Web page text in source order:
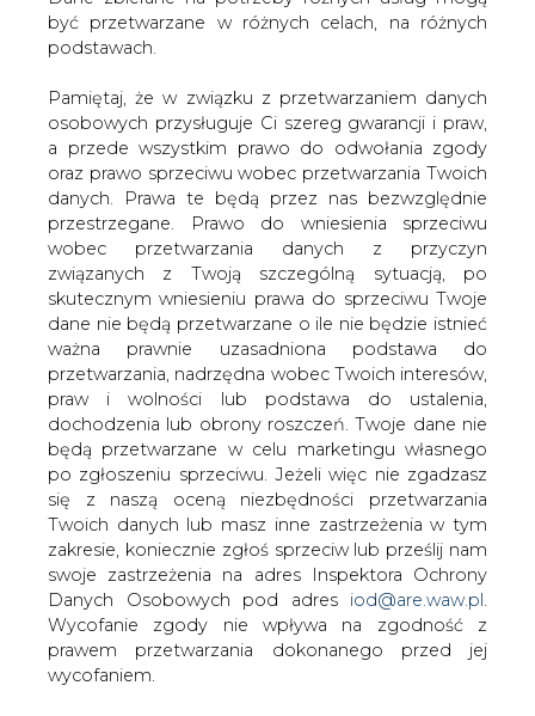
być przetwarzane w różnych celach, na różnych
podstawach.
Pamiętaj, że w związku z przetwarzaniem danych
osobowych przysługuje Ci szereg gwarancji i praw,
a przede wszystkim prawo do odwołania zgody
oraz prawo sprzeciwu wobec przetwarzania Twoich
danych. Prawa te będą przez nas bezwzględnie
przestrzegane. Prawo do wniesienia sprzeciwu
wobec przetwarzania danych z przyczyn
związanych z Twoją szczególną sytuacją, po
skutecznym wniesieniu prawa do sprzeciwu Twoje
dane nie będą przetwarzane o ile nie będzie istnieć
ważna prawnie uzasadniona podstawa do
przetwarzania, nadrzędna wobec Twoich interesów,
praw i wolności lub podstawa do ustalenia,
dochodzenia lub obrony roszczeń. Twoje dane nie
będą przetwarzane w celu marketingu własnego
po zgłoszeniu sprzeciwu. Jeżeli więc nie zgadzasz
się z naszą oceną niezbędności przetwarzania
Twoich danych lub masz inne zastrzeżenia w tym
zakresie, koniecznie zgłoś sprzeciw lub prześlij nam
swoje zastrzeżenia na adres Inspektora Ochrony
Danych Osobowych pod adres iod@are.waw.pl.
Wycofanie zgody nie wpływa na zgodność z
prawem przetwarzania dokonanego przed jej
wycofaniem.
PEWIK Gdynia będzie miało nowy
system ERP
Przedsiębiorstwo Wodociągów i
Kanalizacji w Gdyni powróciło do
współpracy z firmą ABG. Kontrakt
dotyczy wdrożenia systemu klasy ERP
&#8211; Impuls BPSC oraz autorskich
rozwiązań ABG dostosowanych do
specyfiki przedsiębiorstw
wodociągowych.
- „PEWIK Gdynia Sp. z o.o. używał naszych rozwiązań od
1996 do 2007 roku. Wówczas ogłoszony został przetarg
na wdrożenie systemu IT, który w czerwcu 2008 roku
rozstrzygnięto na korzyść firmy Comarch. Jednak już w
grudniu nasz dawny klient zwrócił się do nas z
zaproszeniem do rozmów. To dało nam szansę
przedstawienia nowej oferty” – mówi Jarosław
Jastrzębski, dyrektor Pionu Rozwiązań dla
Przedsiębiorstw Komunalnych i Samorządów w ABG.